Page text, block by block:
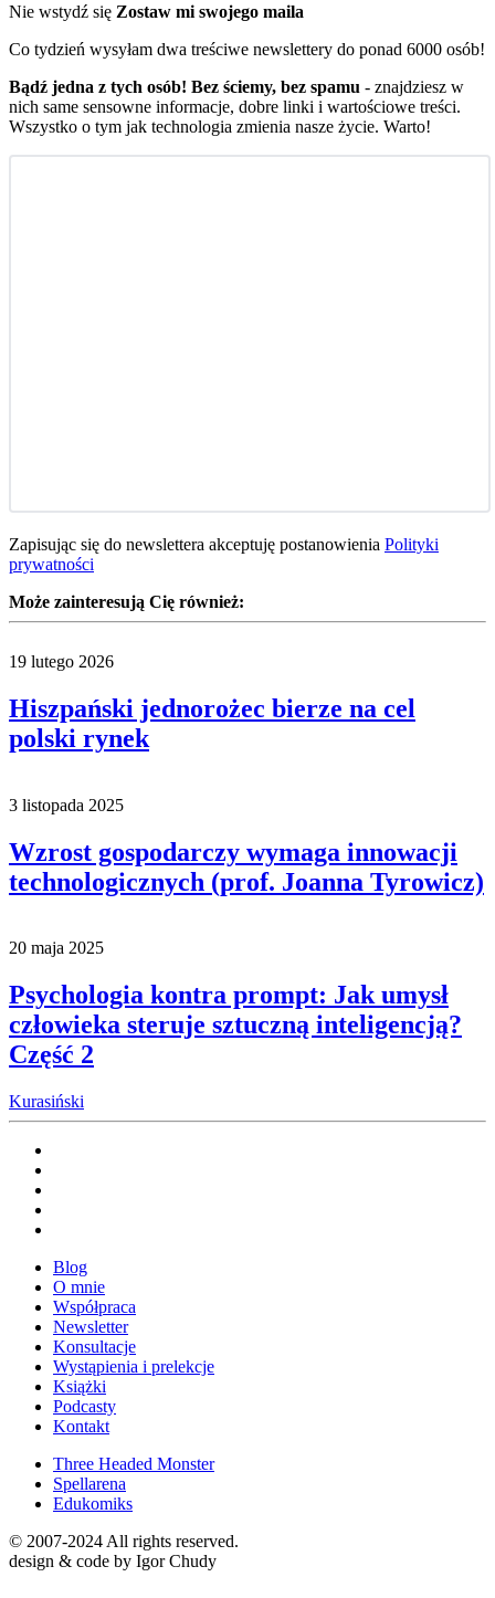
Nie wstydź się Zostaw mi swojego maila
Co tydzień wysyłam dwa treściwe newslettery do ponad 6000 osób!
Bądź jedna z tych osób! Bez ściemy, bez spamu - znajdziesz w
nich same sensowne informacje, dobre linki i wartościowe treści.
Wszystko o tym jak technologia zmienia nasze życie. Warto!
Zapisując się do newslettera akceptuję postanowienia Polityki
prywatności
Może zainteresują Cię również:
19 lutego 2026
Hiszpański jednorożec bierze na cel
polski rynek
3 listopada 2025
Wzrost gospodarczy wymaga innowacji
technologicznych (prof. Joanna Tyrowicz)
20 maja 2025
Psychologia kontra prompt: Jak umysł
człowieka steruje sztuczną inteligencją?
Część 2
Kurasiński
Blog
O mnie
Współpraca
Newsletter
Konsultacje
Wystąpienia i prelekcje
Książki
Podcasty
Kontakt
Three Headed Monster
Spellarena
Edukomiks
© 2007-2024 All rights reserved.
design & code by Igor Chudy